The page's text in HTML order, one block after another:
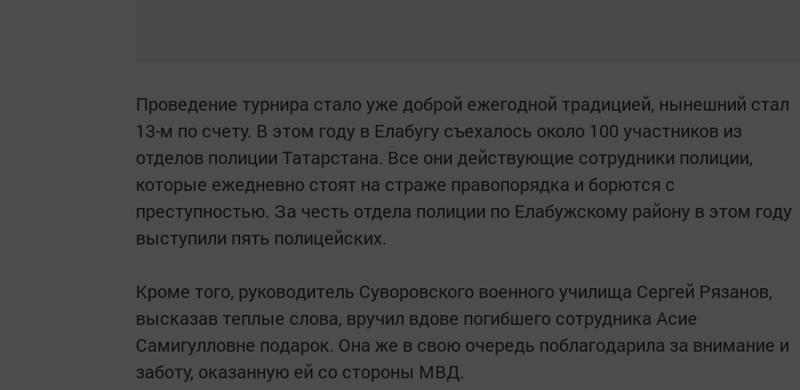
Проведение турнира стало уже доброй ежегодной традицией, нынешний стал
13-м по счету. В этом году в Елабугу съехалось около 100 участников из
отделов полиции Татарстана. Все они действующие сотрудники полиции,
которые ежедневно стоят на страже правопорядка и борются с
преступностью. За честь отдела полиции по Елабужскому району в этом году
выступили пять полицейских.
Кроме того, руководитель Суворовского военного училища Сергей Рязанов,
высказав теплые слова, вручил вдове погибшего сотрудника Асие
Самигулловне подарок. Она же в свою очередь поблагодарила за внимание и
заботу, оказанную ей со стороны МВД.